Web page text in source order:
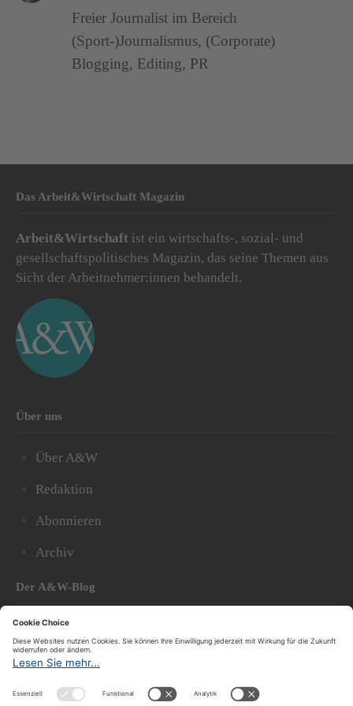
Freier Journalist im Bereich
(Sport-)Journalismus, (Corporate)
Blogging, Editing, PR
Das Arbeit&Wirtschaft Magazin
Arbeit&Wirtschaft ist ein wirtschafts-, sozial- und
gesellschaftspolitisches Magazin, das seine Themen aus
Sicht der Arbeitnehmer:innen behandelt.
Über uns
Über A&W
Redaktion
Abonnieren
Archiv
Der A&W-Blog
DerA&W-Blog
hat sich in den vergangenen Jahren zu einem der
bedeutendsten politischen Blogs in Österreich
entwickelt.